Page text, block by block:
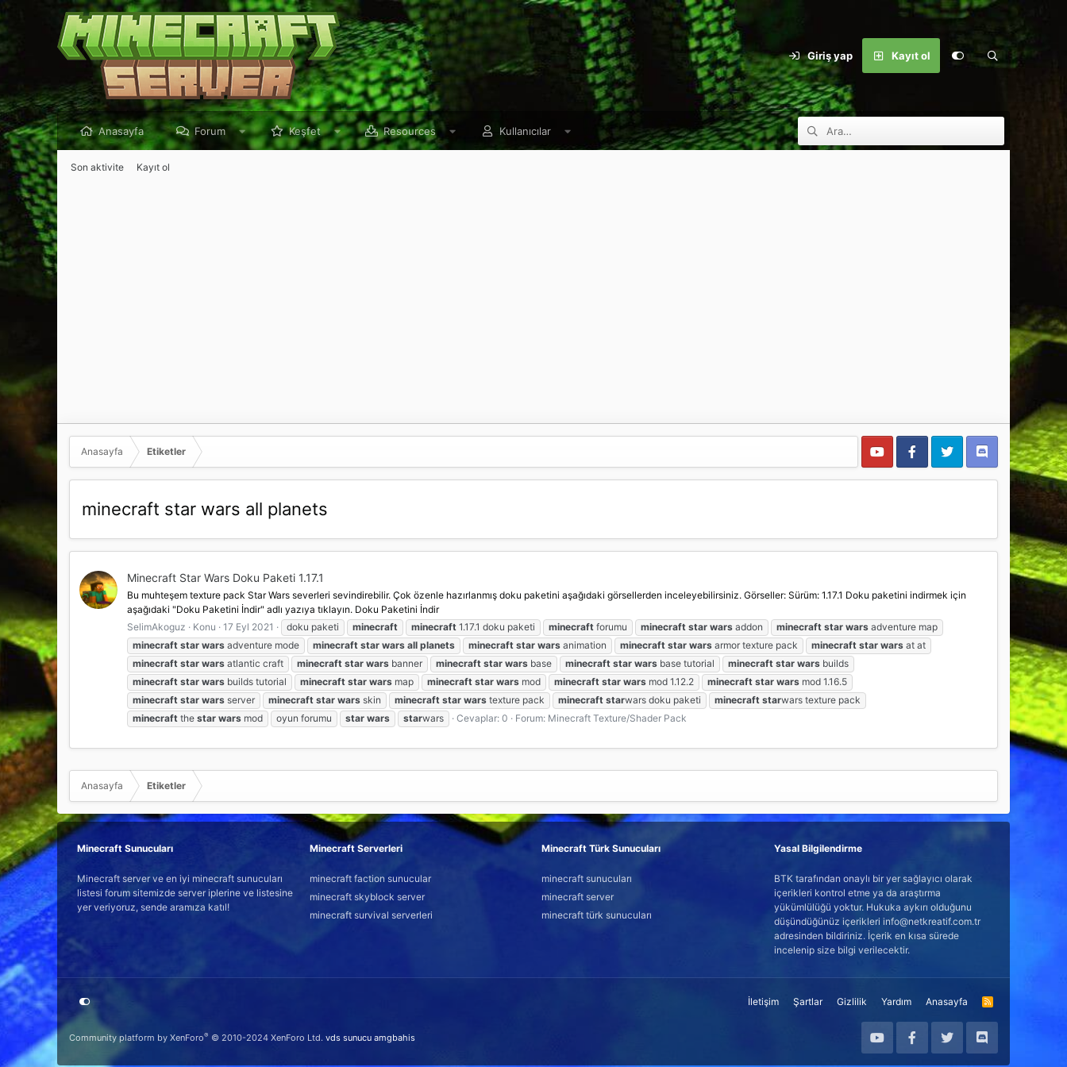
Giriş yap Kayıt ol
Anasayfa Forum Keşfet Resources Kullanıcılar
Son aktivite Kayıt ol
Anasayfa Etiketler
minecraft star wars all planets
Minecraft Star Wars Doku Paketi 1.17.1
Bu muhteşem texture pack Star Wars severleri sevindirebilir. Çok özenle hazırlanmış doku paketini aşağıdaki görsellerden inceleyebilirsiniz. Görseller: Sürüm: 1.17.1 Doku paketini indirmek için
aşağıdaki "Doku Paketini İndir" adlı yazıya tıklayın. Doku Paketini İndir
SelimAkoguz
Konu 17 Eyl 2021 doku paketi minecraft minecraft 1.17.1 doku paketi minecraft forumu minecraft star wars addon minecraft star wars adventure map
minecraft star wars adventure mode minecraft star wars all planets minecraft star wars animation minecraft star wars armor texture pack minecraft star wars at at
minecraft star wars atlantic craft minecraft star wars banner minecraft star wars base minecraft star wars base tutorial minecraft star wars builds
minecraft star wars builds tutorial minecraft star wars map minecraft star wars mod minecraft star wars mod 1.12.2 minecraft star wars mod 1.16.5
minecraft star wars server minecraft star wars skin minecraft star wars texture pack minecraft starwars doku paketi minecraft starwars texture pack
minecraft the star wars mod oyun forumu star wars starwars Cevaplar: 0 Forum: Minecraft Texture/Shader Pack
Anasayfa Etiketler
Minecraft Sunucuları
Minecraft server ve en iyi minecraft sunucuları
listesi forum sitemizde server iplerine ve listesine
yer veriyoruz, sende aramıza katıl!
Minecraft Serverleri
minecraft faction sunucular
minecraft skyblock server
minecraft survival serverleri
Minecraft Türk Sunucuları
minecraft sunucuları
minecraft server
minecraft türk sunucuları
Yasal Bilgilendirme
BTK tarafından onaylı bir yer sağlayıcı olarak
içerikleri kontrol etme ya da araştırma
yükümlülüğü yoktur. Hukuka aykırı olduğunu
düşündüğünüz içerikleri info@netkreatif.com.tr
adresinden bildiriniz. İçerik en kısa sürede
incelenip size bilgi verilecektir.
İletişim Şartlar Gizlilik Yardım Anasayfa
R
S
Community platform by XenForo® © 2010-2024 XenForo Ltd. vds sunucu amgbahis